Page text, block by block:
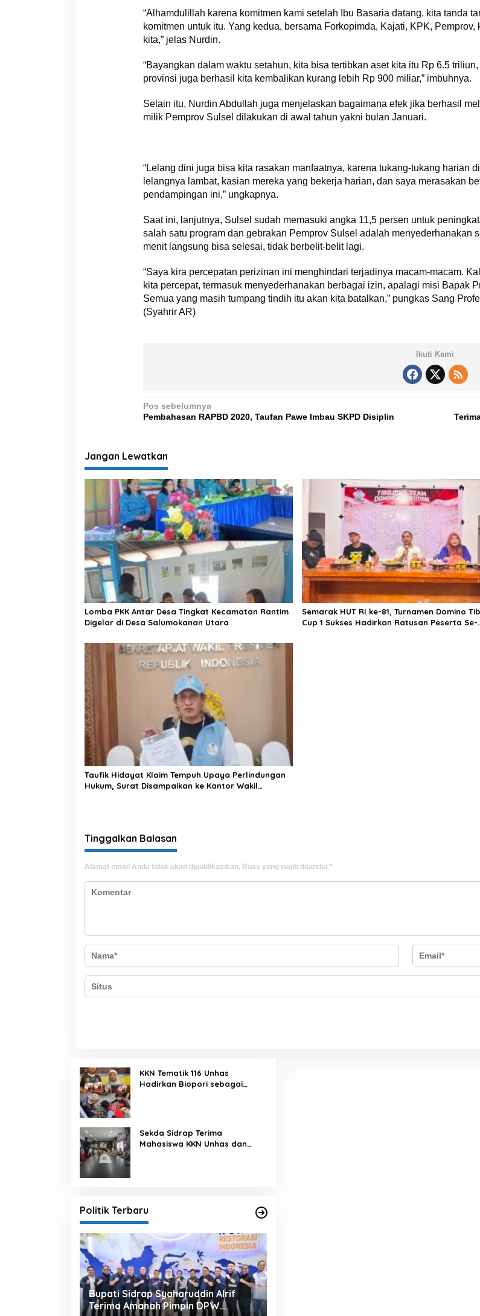
“Alhamdulillah karena komitmen kami setelah Ibu Basaria datang, kita tanda
komitmen untuk itu. Yang kedua, bersama Forkopimda, Kajati, KPK,
kita,” jelas Nurdin.
“Bayangkan dalam waktu setahun, kita bisa tertibkan aset kita itu Rp 6.5
provinsi juga berhasil kita kembalikan kurang lebih Rp 900 miliar,” imbuhnya.
Selain itu, Nurdin Abdullah juga menjelaskan bagaimana efek jika berhasil
milik Pemprov Sulsel dilakukan di awal tahun yakni bulan Januari.
“Lelang dini juga bisa kita rasakan manfaatnya, karena tukang-tukang harian
lelangnya lambat, kasian mereka yang bekerja harian, dan saya merasakan
pendampingan ini,” ungkapnya.
Saat ini, lanjutnya, Sulsel sudah memasuki angka 11,5 persen untuk
salah satu program dan gebrakan Pemprov Sulsel adalah menyederhanakan
menit langsung bisa selesai, tidak berbelit-belit lagi.
“Saya kira percepatan perizinan ini menghindari terjadinya macam-macam.
kita percepat, termasuk menyederhanakan berbagai izin, apalagi misi Bapak
Semua yang masih tumpang tindih itu akan kita batalkan,” pungkas Sang
(Syahrir AR)
Ikuti Kami
N
a
i
g
a
s
i
p
o
s
Pos sebelumnya
Pembahasan RAPBD 2020, Taufan Pawe Imbau SKPD Disiplin
Jangan Lewatkan
Lomba PKK Antar Desa Tingkat Kecamatan Rantim
Digelar di Desa Salumokanan Utara
Semarak HUT RI ke-81, Turnamen Domino
Cup 1 Sukses Hadirkan Ratusan Peserta Se-
Taufik Hidayat Klaim Tempuh Upaya Perlindungan
Hukum, Surat Disampaikan ke Kantor Wakil
Tinggalkan Balasan
Alamat email Anda tidak akan dipublikasikan. Ruas yang wajib ditandai *
KKN Tematik 116 Unhas
Hadirkan Biopori sebagai
Sekda Sidrap Terima
Mahasiswa KKN Unhas dan
Politik Terbaru
Bupati Sidrap Syaharuddin Alrif
Terima Amanah Pimpin DPW